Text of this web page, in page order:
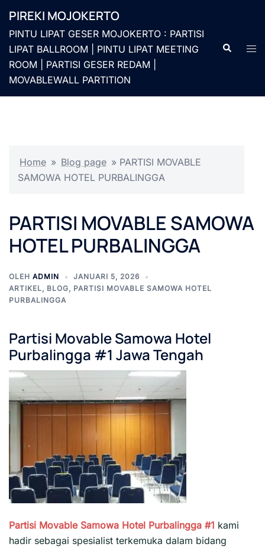
kePIREKI MOJOKERTO
PINTU LIPAT GESER MOJOKERTO : PARTISI
LIPAT BALLROOM | PINTU LIPAT MEETING
ROOM | PARTISI GESER REDAM |
MOVABLEWALL PARTITION
Cari
Home » Blog page » PARTISI MOVABLE
SAMOWA HOTEL PURBALINGGA
PARTISI MOVABLE SAMOWA
HOTEL PURBALINGGA
OLEH ADMIN
JANUARI 5, 2026
ARTIKEL, BLOG, PARTISI MOVABLE SAMOWA HOTEL
PURBALINGGA
Partisi Movable Samowa Hotel
Purbalingga #1 Jawa Tengah
Partisi Movable Samowa Hotel Purbalingga #1 kami
hadir sebagai spesialist terkemuka dalam bidang